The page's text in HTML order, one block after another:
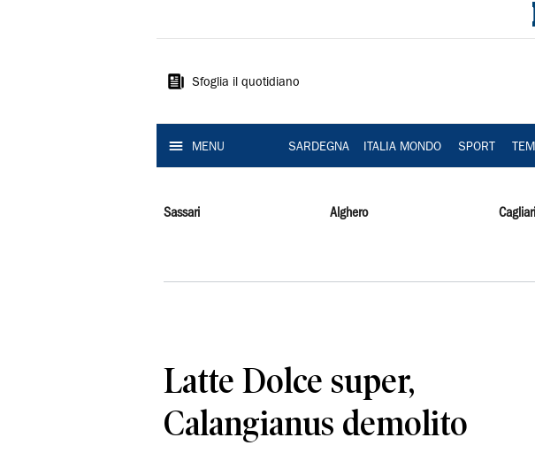
Sardegna
Sfoglia il quotidiano
MENU SARDEGNA ITALIA MONDO SPORT
Sassari Alghero Cagliari
Latte Dolce super,
Calangianus demolito